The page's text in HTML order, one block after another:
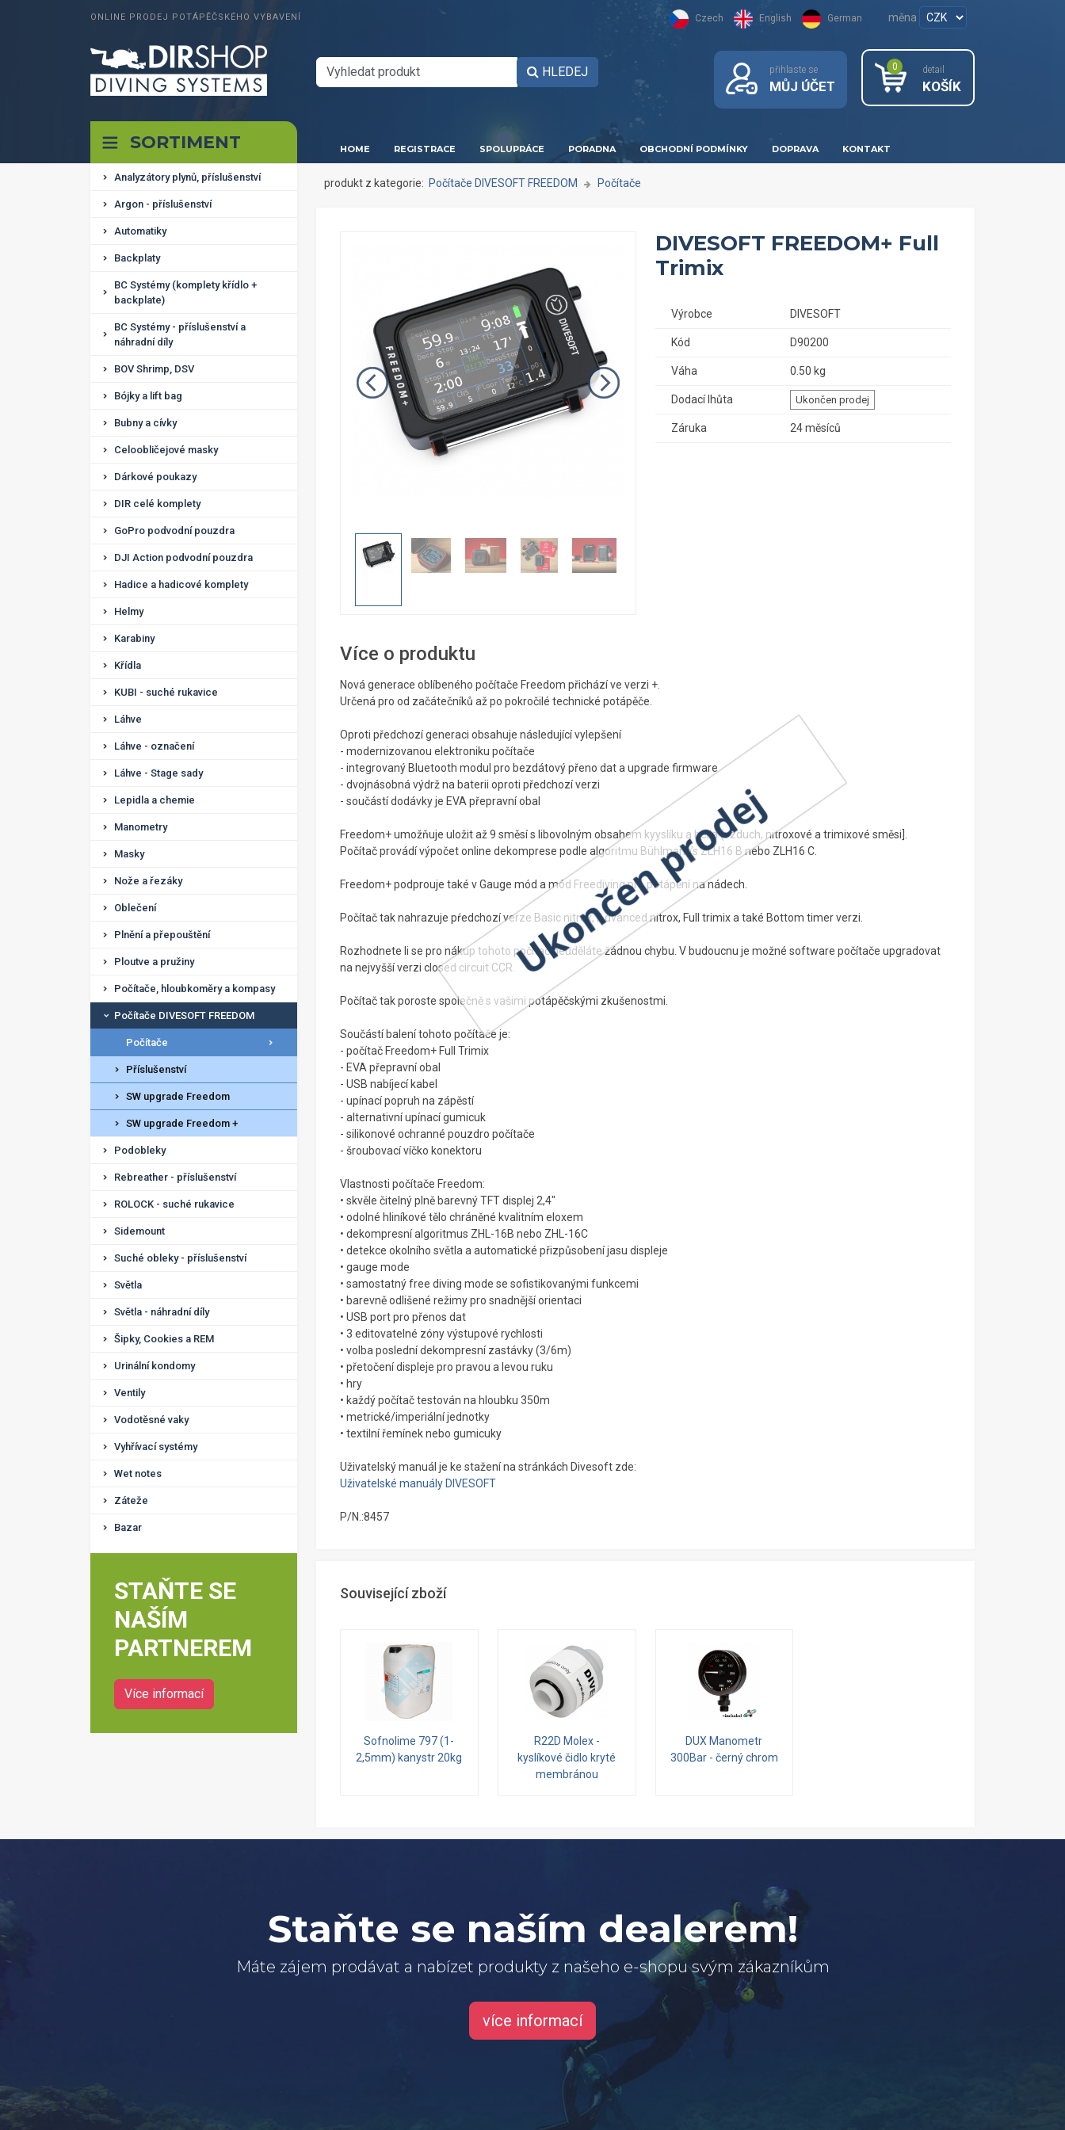
ONLINE PRODEJ POTÁPĚČSKÉHO VYBAVENÍ Czech English German měna
HLEDEJ přihlaste se
MŮJ ÚČET
0 detail
KOŠÍK
SORTIMENT HOME REGISTRACE SPOLUPRÁCE PORADNA OBCHODNÍ PODMÍNKY DOPRAVA KONTAKT
Analyzátory plynů, příslušenství
Argon - příslušenství
Automatiky
Backplaty
BC Systémy (komplety křídlo +
backplate)
BC Systémy - příslušenství a
náhradní díly
BOV Shrimp, DSV
Bójky a lift bag
Bubny a cívky
Celoobličejové masky
Dárkové poukazy
DIR celé komplety
GoPro podvodní pouzdra
DJI Action podvodní pouzdra
Hadice a hadicové komplety
Helmy
Karabiny
Křídla
KUBI - suché rukavice
Láhve
Láhve - označení
Láhve - Stage sady
Lepidla a chemie
Manometry
Masky
Nože a řezáky
Oblečení
Plnění a přepouštění
Ploutve a pružiny
Počítače, hloubkoměry a kompasy
Počítače DIVESOFT FREEDOM
Počítače
Příslušenství
SW upgrade Freedom
SW upgrade Freedom +
Podobleky
Rebreather - příslušenství
ROLOCK - suché rukavice
Sidemount
Suché obleky - příslušenství
Světla
Světla - náhradní díly
Šipky, Cookies a REM
Urinální kondomy
Ventily
Vodotěsné vaky
Vyhřívací systémy
Wet notes
Záteže
Bazar
STAŇTE SE
NAŠÍM
PARTNEREM
Více informací
produkt z kategorie: Počítače DIVESOFT FREEDOM Počítače
DIVESOFT FREEDOM+ Full
Trimix
Výrobce DIVESOFT
Kód D90200
Váha 0.50 kg
Dodací lhůta Ukončen prodej
Záruka 24 měsíců
Více o produktu
Nová generace oblíbeného počítače Freedom přichází ve verzi +.
Určená pro od začátečníků až po pokročilé technické potápěče.
Oproti předchozí generaci obsahuje následující vylepšení
- modernizovanou elektroniku počítače
- integrovaný Bluetooth modul pro bezdátový přeno dat a upgrade firmware
- dvojnásobná výdrž na baterii oproti předchozí verzi
- součástí dodávky je EVA přepravní obal
Freedom+ umožňuje uložit až 9 směsí s libovolným obsahem kyyslíku a helia (vzduch, nitroxové a trimixové směsi].
Počítač provádí výpočet online dekomprese podle algoritmu Bühlmann’s ZLH16 B nebo ZLH16 C.
Freedom+ podprouje také v Gauge mód a mód Freediving pro potápění na nádech.
Počítač tak nahrazuje pŕedchozí verze Basic nitrox, Advanced nitrox, Full trimix a také Bottom timer verzi.
Rozhodnete li se pro nákup tohoto počítač neuděláte žádnou chybu. V budoucnu je možné software počítače upgradovat
na nejvyšší verzi closed circuit CCR.
Počítač tak poroste společně s vašimi potápěčskými zkušenostmi.
Součástí balení tohoto počítače je:
- počítač Freedom+ Full Trimix
- EVA přepravní obal
- USB nabíjecí kabel
- upínací popruh na zápěstí
- alternativní upínací gumicuk
- silikonové ochranné pouzdro počítače
- šroubovací víčko konektoru
Vlastnosti počítače Freedom:
• skvěle čitelný plně barevný TFT displej 2,4"
• odolné hliníkové tělo chráněné kvalitním eloxem
• dekompresní algoritmus ZHL-16B nebo ZHL-16C
• detekce okolního světla a automatické přizpůsobení jasu displeje
• gauge mode
• samostatný free diving mode se sofistikovanými funkcemi
• barevně odlišené režimy pro snadnější orientaci
• USB port pro přenos dat
• 3 editovatelné zóny výstupové rychlosti
• volba poslední dekompresní zastávky (3/6m)
• přetočení displeje pro pravou a levou ruku
• hry
• každý počítač testován na hloubku 350m
• metrické/imperiální jednotky
• textilní řemínek nebo gumicuky
Uživatelský manuál je ke stažení na stránkách Divesoft zde:
Uživatelské manuály DIVESOFT
P/N.:8457
Související zboží
Sofnolime 797 (1-
2,5mm) kanystr 20kg
R22D Molex -
kyslíkové čidlo kryté
membránou
DUX Manometr
300Bar - černý chrom
Staňte se naším dealerem!
Máte zájem prodávat a nabízet produkty z našeho e-shopu svým zákazníkům
více informací